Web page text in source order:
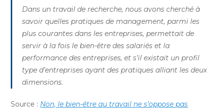
Dans un travail de recherche, nous avons cherché à
savoir quelles pratiques de management, parmi les
plus courantes dans les entreprises, permettait de
servir à la fois le bien-être des salariés et la
performance des entreprises, et s’il existait un profil
type d’entreprises ayant des pratiques alliant les deux
dimensions.
Source : Non, le bien-être au travail ne s’oppose pas